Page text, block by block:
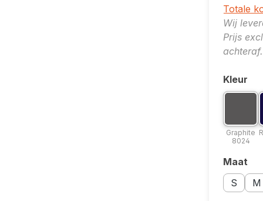
Totale
Wij
Prijs
achteraf.
Kleur
Graphite
8024
Maat
S
M